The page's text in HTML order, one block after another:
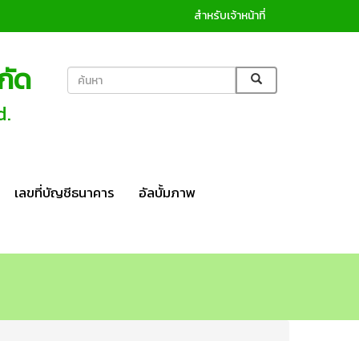
สำหรับเจ้าหน้าที่
ด
เลขที่บัญชีธนาคาร
อัลบั้มภาพ